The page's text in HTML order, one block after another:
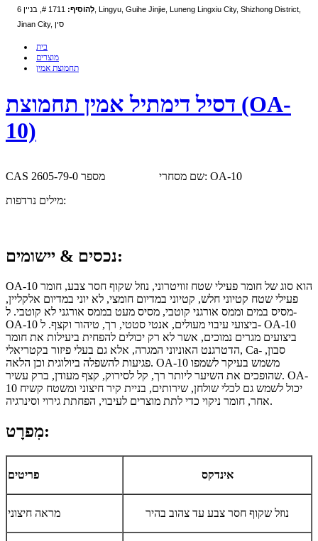
לְהוֹסִיף:
1711 #, בניין 6, Lingyu, Guihe Jinjie, Luneng Lingxiu City, Shizhong District,
Jinan City, סין
בית
מוצרים
תחמוצת אמין
דסיל דימתיל אמין תחמוצת (OA-
10)
CAS מספר 2605-79-0
שם מסחרי: OA-10
מילים נרדפות:
נכסים & יישומים :
OA-10 הוא סוג של חומר פעילי שטח זוויטרוני, נוזל שקוף חסר צבע, חומר
פעילי שטח קטיוני חלש, קטיוני במדיום חומצי, לא יוני במדיום אלקליין,
מסיס במים וממס אורגני קוטבי, מסיס מעט בממס אורגני לא קוטבי. ל-
OA-10 ביצועי עיבוי מעולים, אנטי סטטי, רך, טיהור וקצף. ל- OA-10
ביצועים מגרים נמוכים, אשר לא רק יכולים להפחית ביעילות את חומר
הדטרגנט האוניוני המגרה, אלא גם בעלי פיזור בקטריאלי, Ca- סבון,
פגיעות להשפלה ביולוגית וכן הלאה. OA-10 משמש בעיקר לשמפו
שהופכים את השיער ליותר רך, קל לסירוק, קצף מעודן, ברק עשיר. OA-
10 יכול לשמש גם לכלי שולחן, שירותים, בניית קיר חיצוני ומשטח קשיח
אחר, חומר ניקוי כדי לתת מוצרים לעיבוי, הפחתת גירוי וסינרגיה.
מִפרָט:
פריטים אינדקס
מראה חיצוני נוזל שקוף חסר צבע עד צהוב בהיר